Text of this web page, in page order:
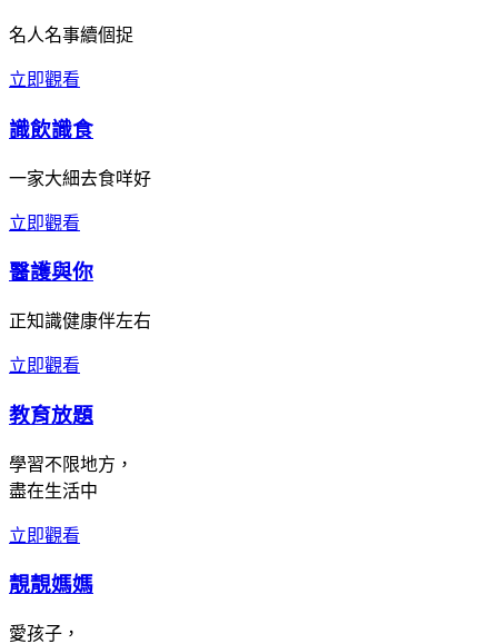
名人名事續個捉
立即觀看
識飲識食
一家大細去食咩好
立即觀看
醫護與你
正知識健康伴左右
立即觀看
教育放題
學習不限地方，
盡在生活中
立即觀看
靚靚媽媽
愛孩子，